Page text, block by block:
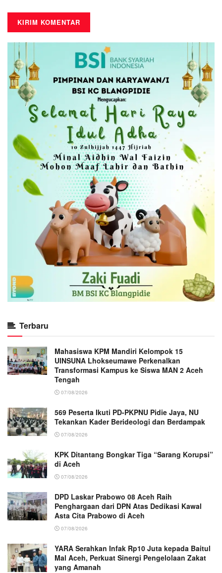
Terbaru
Mahasiswa KPM Mandiri Kelompok 15
UINSUNA Lhokseumawe Perkenalkan
Transformasi Kampus ke Siswa MAN 2 Aceh
Tengah
07/08/2026
569 Peserta Ikuti PD-PKPNU Pidie Jaya, NU
Tekankan Kader Berideologi dan Berdampak
07/08/2026
KPK Ditantang Bongkar Tiga “Sarang Korupsi”
di Aceh
07/08/2026
DPD Laskar Prabowo 08 Aceh Raih
Penghargaan dari DPN Atas Dedikasi Kawal
Asta Cita Prabowo di Aceh
07/08/2026
YARA Serahkan Infak Rp10 Juta kepada Baitul
Mal Aceh, Perkuat Sinergi Pengelolaan Zakat
yang Amanah ‎